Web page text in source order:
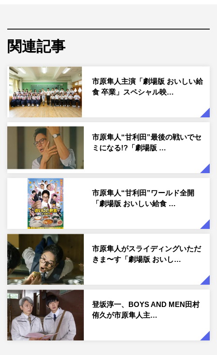
関連記事
市原隼人主演「劇場版 おいしい給
食 卒業」スペシャル映…
市原隼人“甘利田”最後の戦いでセ
ミになる!?「劇場版 …
市原隼人“甘利田”ワールド全開
「劇場版 おいしい給食 …
市原隼人がスライディングいただ
きま〜す「劇場版 おいし…
登坂淳一、BOYS AND MEN田村
侑久が市原隼人主…